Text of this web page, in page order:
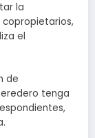
la
el
de
tenga